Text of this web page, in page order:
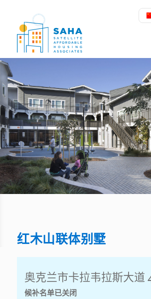
红木山联体别墅
奥克兰市卡拉韦拉斯大道
候补名单已关闭